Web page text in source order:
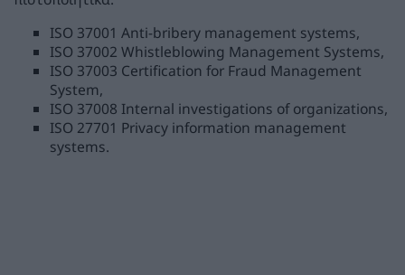
ISO 37001 Anti-bribery management systems,
ISO 37002 Whistleblowing Management Systems,
ISO 37003 Certification for Fraud Management
System,
ISO 37008 Internal investigations of organizations,
ISO 27701 Privacy information management
systems.